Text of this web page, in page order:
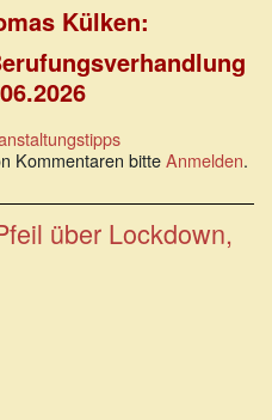
Külken:
Kommentaren bitteAnmelden.
über Lockdown,